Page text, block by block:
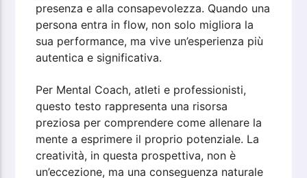
presenza e alla consapevolezza. Quando una
persona entra in flow, non solo migliora la
sua performance, ma vive un’esperienza più
autentica e significativa.
Per Mental Coach, atleti e professionisti,
questo testo rappresenta una risorsa
preziosa per comprendere come allenare la
mente a esprimere il proprio potenziale. La
creatività, in questa prospettiva, non è
un’eccezione, ma una conseguenza naturale